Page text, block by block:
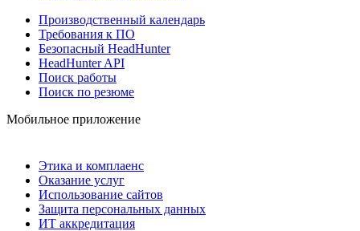
Производственный календарь
Требования к ПО
Безопасный HeadHunter
HeadHunter API
Поиск работы
Поиск по резюме
Мобильное приложение
Этика и комплаенс
Оказание услуг
Использование сайтов
Защита персональных данных
ИТ аккредитация